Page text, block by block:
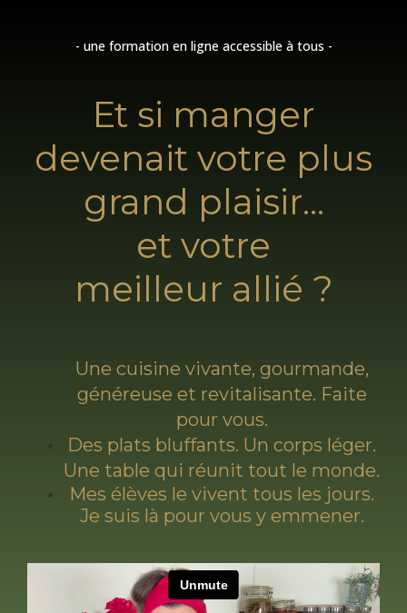
- une formation en ligne accessible à tous -
Et si manger
devenait votre plus
grand plaisir...
et votre
meilleur allié ?
Une cuisine vivante, gourmande,
généreuse et revitalisante. Faite
pour vous.
Des plats bluffants. Un corps léger.
Une table qui réunit tout le monde.
Mes élèves le vivent tous les jours.
Je suis là pour vous y emmener.